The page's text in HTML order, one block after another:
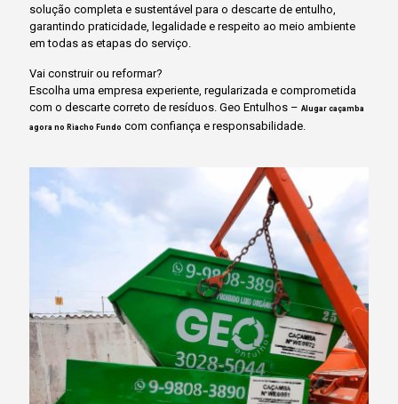
solução completa e sustentável para o descarte de entulho,
garantindo praticidade, legalidade e respeito ao meio ambiente
em todas as etapas do serviço.
Vai construir ou reformar?
Escolha uma empresa experiente, regularizada e comprometida
com o descarte correto de resíduos. Geo Entulhos – Alugar caçamba
agora no Riacho Fundo com confiança e responsabilidade.